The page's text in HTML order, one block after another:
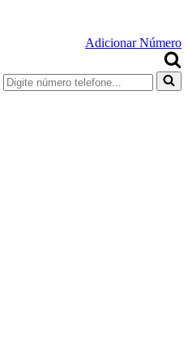
Adicionar Número